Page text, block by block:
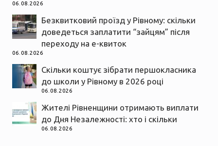
06.08.2026
Безквитковий проїзд у Рівному: скільки
доведеться заплатити “зайцям” після
переходу на е-квиток
06.08.2026
Скільки коштує зібрати першокласника
до школи у Рівному в 2026 році
06.08.2026
Жителі Рівненщини отримають виплати
до Дня Незалежності: хто і скільки
06.08.2026